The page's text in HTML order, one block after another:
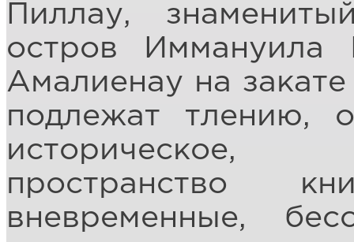
Пиллау,
остров Иммануила
Амалиенау на
подлежат тлению,
пространство
вневременные,